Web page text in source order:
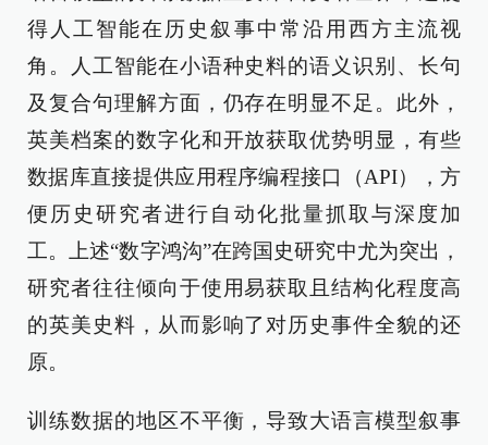
得人工智能在历史叙事中常沿用西方主流视
角。人工智能在小语种史料的语义识别、长句
及复合句理解方面，仍存在明显不足。此外，
英美档案的数字化和开放获取优势明显，有些
数据库直接提供应用程序编程接口（API），方
便历史研究者进行自动化批量抓取与深度加
工。上述“数字鸿沟”在跨国史研究中尤为突出，
研究者往往倾向于使用易获取且结构化程度高
的英美史料，从而影响了对历史事件全貌的还
原。
训练数据的地区不平衡，导致大语言模型叙事